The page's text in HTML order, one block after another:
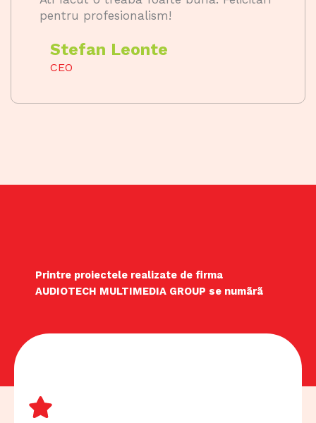
pentru profesionalism!
Stefan Leonte
CEO
Printre proiectele realizate de firma
AUDIOTECH MULTIMEDIA GROUP se numãrã